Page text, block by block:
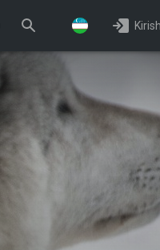
Kirish